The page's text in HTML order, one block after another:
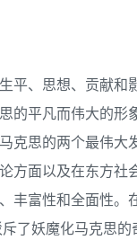
平、思想、贡献
的平凡而伟大的
克思的两个最伟
方面以及在东方
丰富性和全面性
了妖魔化马克思